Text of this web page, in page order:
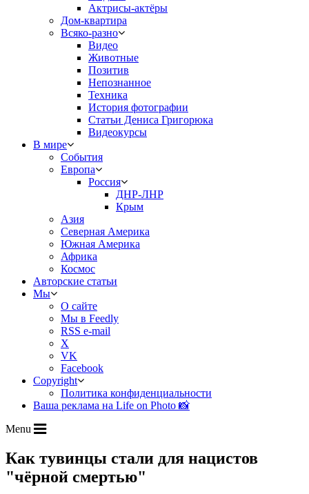
Актрисы-актёры
Дом-квартира
Всяко-разно
Видео
Животные
Позитив
Непознанное
Техника
История фотографии
Статьи Дениса Григорюка
Видеокурсы
В мире
События
Европа
Россия
ДНР-ЛНР
Крым
Азия
Северная Америка
Южная Америка
Африка
Космос
Авторские статьи
Мы
О сайте
Мы в Feedly
RSS e-mail
X
VK
Facebook
Copyright
Политика конфиденциальности
Ваша реклама на Life on Photo 📸
Menu
Как тувинцы стали для нацистов
"чёрной смертью"